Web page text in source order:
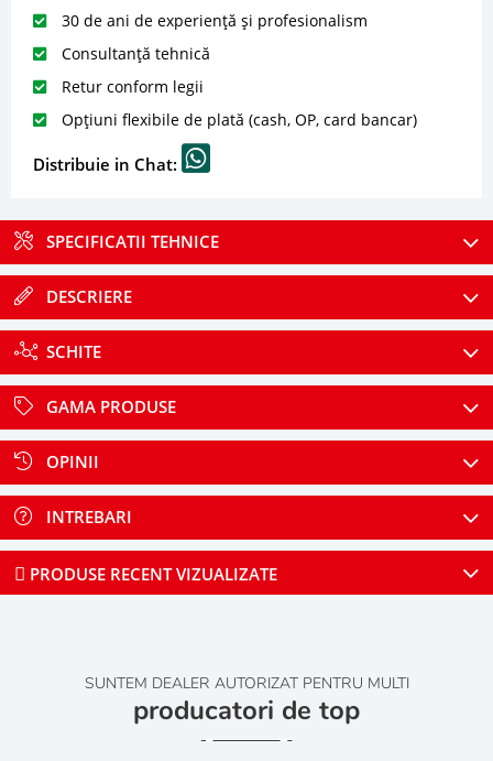
30 de ani de experiență și profesionalism
Consultanță tehnică
Retur conform legii
Opțiuni flexibile de plată (cash, OP, card bancar)
Distribuie in Chat:
SPECIFICATII TEHNICE
DESCRIERE
SCHITE
GAMA PRODUSE
OPINII
INTREBARI
PRODUSE RECENT VIZUALIZATE
SUNTEM DEALER AUTORIZAT PENTRU MULTI
producatori de top